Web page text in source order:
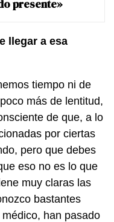
presente»
llegar a esa
tiempo ni de
más de lentitud,
de que, a lo
por ciertas
pero que debes
eso no es lo que
muy claras las
bastantes
han pasado